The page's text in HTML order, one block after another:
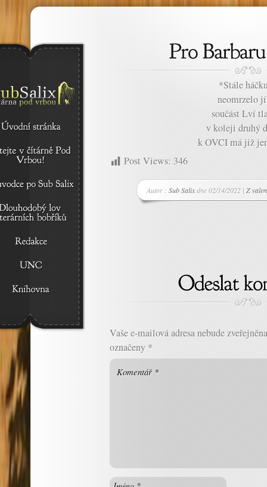
*Stále
neomrzelo
součást Lví
v koleji druhý
k OVCI má již
Post Views: 346
Autor : Sub Salixdne 02/14/2022 | Z
Vaše e-mailová adresa nebude
označeny *